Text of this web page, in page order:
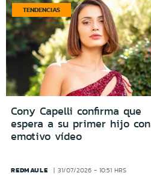
TENDENCIAS
Cony Capelli confirma que
espera a su primer hijo con
emotivo vídeo
REDMAULE 31/07/2026 - 10:51 HRS